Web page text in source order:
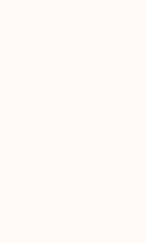
délicatement
de cacao associés
baies sauvages, pour
de grains bénéficie
100%
machines Nespresso®
et des saveurs